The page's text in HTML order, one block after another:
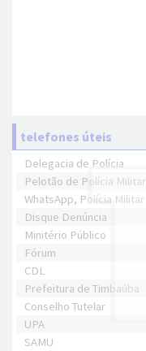
telefones úteis
Delegacia de Polícia
Pelotão de Polícia Militar
WhatsApp, Polícia Militar
Disque Denúncia
Minitério Público
Fórum
CDL
Prefeitura de Timbaúba
Conselho Tutelar
UPA
SAMU